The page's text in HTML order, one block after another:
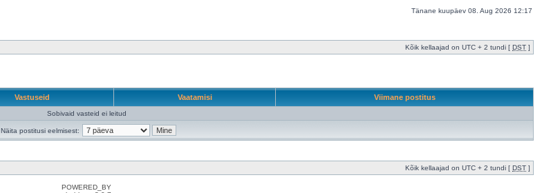
Tänane kuupäev 08. Aug 2026 12:17
Kõik kellaajad on UTC + 2 tundi [ DST ]
Vastuseid Vaatamisi Viimane postitus
Sobivaid vasteid ei leitud
Näita postitusi eelmisest:
Kõik kellaajad on UTC + 2 tundi [ DST ]
POWERED_BY